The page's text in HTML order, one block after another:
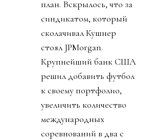
план. Вскрылось, что за
синдикатом, который
сколачивал Кушнер
стоял JPMorgan.
Крупнейший банк США
решил добавить футбол
к своему портфолио,
увеличить количество
международных
соревнований в два с